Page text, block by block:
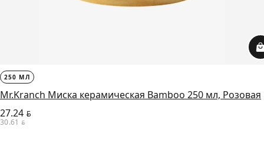
250 МЛ
Mr.Kranch Миска керамическая Bamboo 250 мл, Розовая
27.24 BYN
30.61 BYN